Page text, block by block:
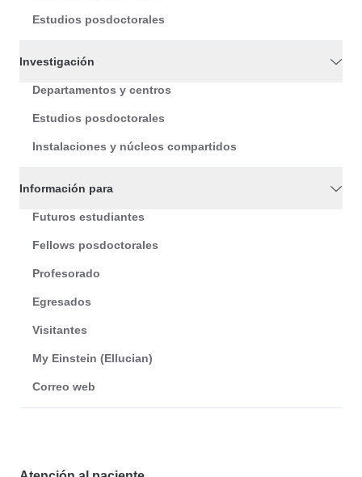
Estudios posdoctorales
Investigación
Departamentos y centros
Estudios posdoctorales
Instalaciones y núcleos compartidos
Información para
Futuros estudiantes
Fellows posdoctorales
Profesorado
Egresados
Visitantes
My Einstein (Ellucian)
Correo web